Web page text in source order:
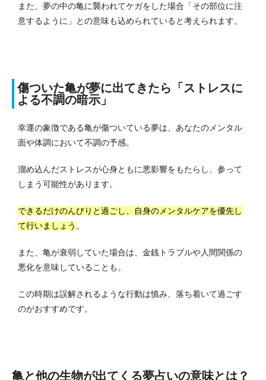
また、夢の中の亀に襲われてケガをした場合「その部位に注
意するように」との意味も込められていると考えられます。
傷ついた亀が夢に出てきたら「ストレスに
よる不調の暗示」
幸運の象徴である亀が傷ついている夢は、あなたのメンタル
面や体調において不調の予感。
溜め込んだストレスが心身ともに悪影響をもたらし、参って
しまう可能性があります。
できるだけのんびりと過ごし、自身のメンタルケアを優先し
て行いましょう 。
また、亀が衰弱していた場合は、金銭トラブルや人間関係の
悪化を意味していることも。
この時期は誤解されるような行動は慎み、落ち着いて過ごす
のがおすすめです。
亀と他の生物が出てくる夢占いの意味とは？